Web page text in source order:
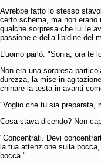
Avrebbe fatto lo stesso
certo schema, ma non erano
qualche sorpresa che lui le
passione e della libidine del
L'uomo parlò. "Sonia, ora te
Non era una sorpresa
durezza, la mise in
chinare la testa in avanti
"Voglio che tu sia preparata,
Cosa stava dicendo? Non
"Concentrati. Devi
la tua attenzione sulla
bocca."